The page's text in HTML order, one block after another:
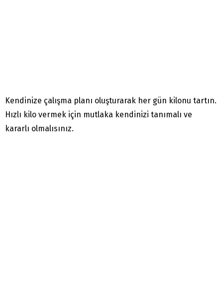
Kendinize çalışma planı oluşturarak her gün kilonu tartın.
Hızlı kilo vermek için mutlaka kendinizi tanımalı ve
kararlı olmalısınız.